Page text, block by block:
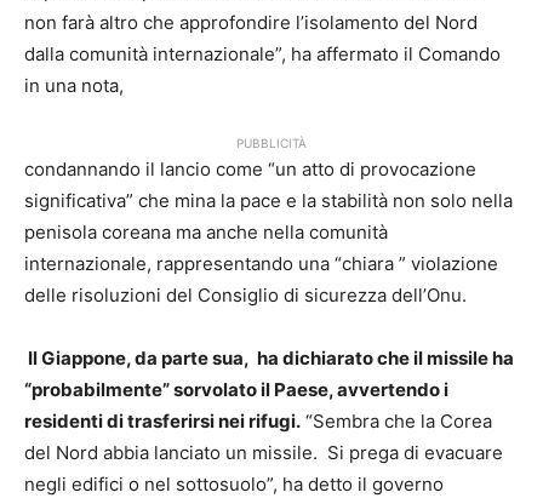
non farà altro che approfondire l’isolamento del Nord
dalla comunità internazionale”, ha affermato il Comando
in una nota,
PUBBLICITÀ
condannando il lancio come “un atto di provocazione
significativa” che mina la pace e la stabilità non solo nella
penisola coreana ma anche nella comunità
internazionale, rappresentando una “chiara ” violazione
delle risoluzioni del Consiglio di sicurezza dell’Onu.
Il Giappone, da parte sua, ha dichiarato che il missile ha
“probabilmente” sorvolato il Paese, avvertendo i
residenti di trasferirsi nei rifugi. “Sembra che la Corea
del Nord abbia lanciato un missile. Si prega di evacuare
negli edifici o nel sottosuolo”, ha detto il governo